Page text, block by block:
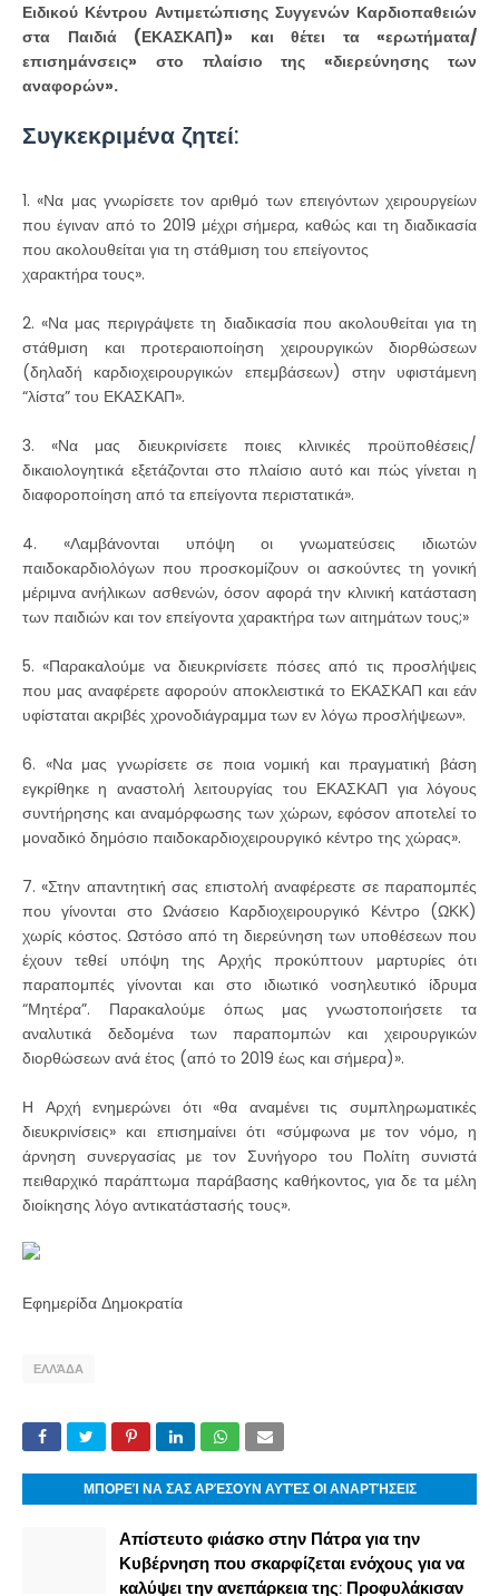
Ειδικού Κέντρου Αντιμετώπισης Συγγενών Καρδιοπαθειών
στα Παιδιά (ΕΚΑΣΚΑΠ)» και θέτει τα «ερωτήματα/
επισημάνσεις» στο πλαίσιο της «διερεύνησης των
αναφορών».
Συγκεκριμένα ζητεί:
1. «Να μας γνωρίσετε τον αριθμό των επειγόντων χειρουργείων
που έγιναν από το 2019 μέχρι σήμερα, καθώς και τη διαδικασία
που ακολουθείται για τη στάθμιση του επείγοντος
χαρακτήρα τους».
2. «Να μας περιγράψετε τη διαδικασία που ακολουθείται για τη
στάθμιση και προτεραιοποίηση χειρουργικών διορθώσεων
(δηλαδή καρδιοχειρουργικών επεμβάσεων) στην υφιστάμενη
“λίστα” του ΕΚΑΣΚΑΠ».
3. «Να μας διευκρινίσετε ποιες κλινικές προϋποθέσεις/
δικαιολογητικά εξετάζονται στο πλαίσιο αυτό και πώς γίνεται η
διαφοροποίηση από τα επείγοντα περιστατικά».
4. «Λαμβάνονται υπόψη οι γνωματεύσεις ιδιωτών
παιδοκαρδιολόγων που προσκομίζουν οι ασκούντες τη γονική
μέριμνα ανήλικων ασθενών, όσον αφορά την κλινική κατάσταση
των παιδιών και τον επείγοντα χαρακτήρα των αιτημάτων τους;»
5. «Παρακαλούμε να διευκρινίσετε πόσες από τις προσλήψεις
που μας αναφέρετε αφορούν αποκλειστικά το ΕΚΑΣΚΑΠ και εάν
υφίσταται ακριβές χρονοδιάγραμμα των εν λόγω προσλήψεων».
6. «Να μας γνωρίσετε σε ποια νομική και πραγματική βάση
εγκρίθηκε η αναστολή λειτουργίας του ΕΚΑΣΚΑΠ για λόγους
συντήρησης και αναμόρφωσης των χώρων, εφόσον αποτελεί το
μοναδικό δημόσιο παιδοκαρδιοχειρουργικό κέντρο της χώρας».
7. «Στην απαντητική σας επιστολή αναφέρεστε σε παραπομπές
που γίνονται στο Ωνάσειο Καρδιοχειρουργικό Κέντρο (ΩΚΚ)
χωρίς κόστος. Ωστόσο από τη διερεύνηση των υποθέσεων που
έχουν τεθεί υπόψη της Αρχής προκύπτουν μαρτυρίες ότι
παραπομπές γίνονται και στο ιδιωτικό νοσηλευτικό ίδρυμα
“Μητέρα”. Παρακαλούμε όπως μας γνωστοποιήσετε τα
αναλυτικά δεδομένα των παραπομπών και χειρουργικών
διορθώσεων ανά έτος (από το 2019 έως και σήμερα)».
Η Αρχή ενημερώνει ότι «θα αναμένει τις συμπληρωματικές
διευκρινίσεις» και επισημαίνει ότι «σύμφωνα με τον νόμο, η
άρνηση συνεργασίας με τον Συνήγορο του Πολίτη συνιστά
πειθαρχικό παράπτωμα παράβασης καθήκοντος, για δε τα μέλη
διοίκησης λόγο αντικατάστασής τους».
Εφημερίδα Δημοκρατία
ΕΛΛΆΔΑ
ΜΠΟΡΕΊ ΝΑ ΣΑΣ ΑΡΈΣΟΥΝ ΑΥΤΈΣ ΟΙ ΑΝΑΡΤΉΣΕΙΣ
Απίστευτο φιάσκο στην Πάτρα για την
Κυβέρνηση που σκαρφίζεται ενόχους για να
καλύψει την ανεπάρκεια της: Προφυλάκισαν